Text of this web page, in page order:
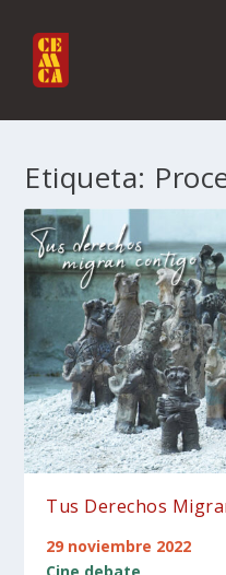
Etiqueta:
Tus Derechos
29 noviembre 2022